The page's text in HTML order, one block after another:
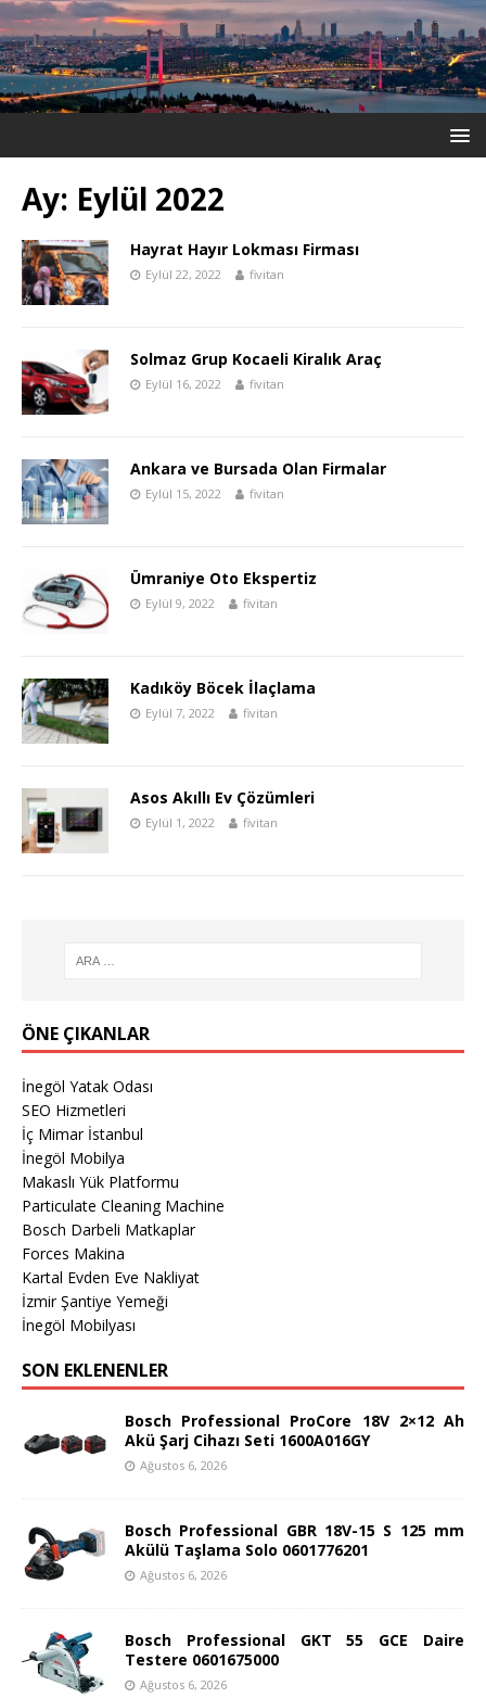
Ay: Eylül 2022
Hayrat Hayır Lokması Firması
Eylül 22, 2022 fivitan
Solmaz Grup Kocaeli Kiralık Araç
Eylül 16, 2022 fivitan
Ankara ve Bursada Olan Firmalar
Eylül 15, 2022 fivitan
Ümraniye Oto Ekspertiz
Eylül 9, 2022 fivitan
Kadıköy Böcek İlaçlama
Eylül 7, 2022 fivitan
Asos Akıllı Ev Çözümleri
Eylül 1, 2022 fivitan
ÖNE ÇIKANLAR
İnegöl Yatak Odası
SEO Hizmetleri
İç Mimar İstanbul
İnegöl Mobilya
Makaslı Yük Platformu
Particulate Cleaning Machine
Bosch Darbeli Matkaplar
Forces Makina
Kartal Evden Eve Nakliyat
İzmir Şantiye Yemeği
İnegöl Mobilyası
SON EKLENENLER
Bosch Professional ProCore 18V 2×12 Ah
Akü Şarj Cihazı Seti 1600A016GY
Ağustos 6, 2026
Bosch Professional GBR 18V-15 S 125 mm
Akülü Taşlama Solo 0601776201
Ağustos 6, 2026
Bosch Professional GKT 55 GCE Daire
Testere 0601675000
Ağustos 6, 2026